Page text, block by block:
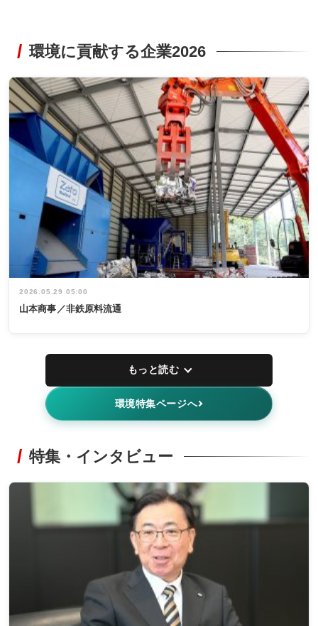
環境に貢献する企業2026
2026.05.29 05:00
山本商事／非鉄原料流通
もっと読む
環境特集ページへ
特集・インタビュー